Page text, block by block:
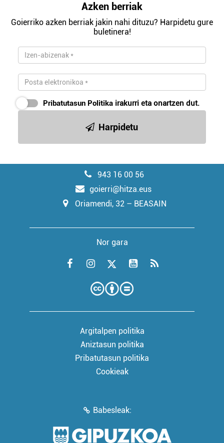
Azken berriak
Goierriko azken berriak jakin nahi dituzu? Harpidetu gure
buletinera!
Pribatutasun Politika irakurri eta onartzen dut.
Harpidetu
943 16 00 56
goierri@hitza.eus
Oriamendi, 32 – BEASAIN
Nor gara
Argitalpen politika
Aniztasun politika
Pribatutasun politika
Cookieak
Babesleak: